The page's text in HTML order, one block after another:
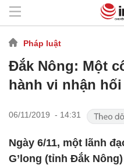
Pháp luật
Đắk Nông: Một
hành vi nhận
06/11/2019 - 14:31
Ngày 6/11, một lãnh
G’long (tỉnh Đắk